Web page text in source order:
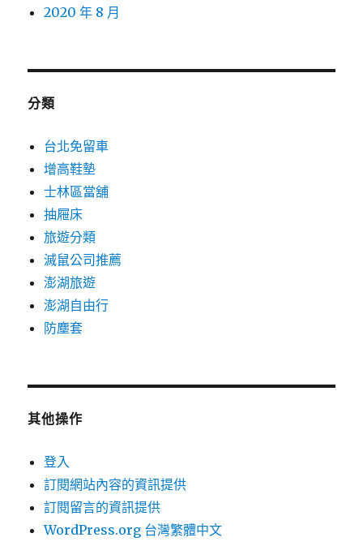
2020 年 8 月
分類
台北免留車
增高鞋墊
士林區當舖
抽屜床
旅遊分類
滅鼠公司推薦
澎湖旅遊
澎湖自由行
防塵套
其他操作
登入
訂閱網站內容的資訊提供
訂閱留言的資訊提供
WordPress.org 台灣繁體中文